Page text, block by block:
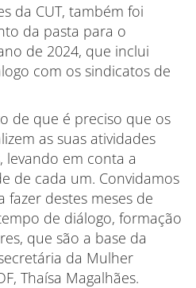
da CUT, também foi
da pasta para o
de 2024, que inclui
com os sindicatos de
de que é preciso que os
as suas atividades
levando em conta a
de cada um. Convidamos
fazer destes meses de
de diálogo, formação
que são a base da
da Mulher
Thaísa Magalhães.